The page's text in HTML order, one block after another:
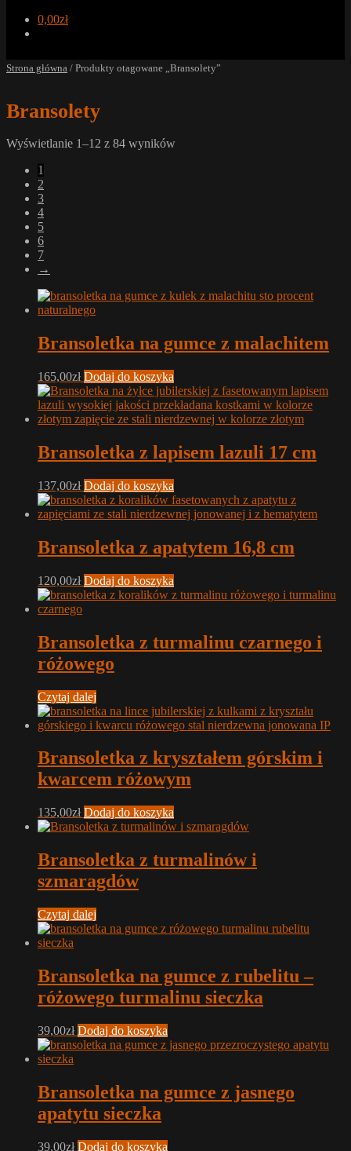
0,00zł
Strona główna / Produkty otagowane „Bransolety”
Bransolety
Wyświetlanie 1–12 z 84 wyników
1
2
3
4
5
6
7
→
Bransoletka na gumce z malachitem
165,00zł Dodaj do koszyka
Bransoletka z lapisem lazuli 17 cm
137,00zł Dodaj do koszyka
Bransoletka z apatytem 16,8 cm
120,00zł Dodaj do koszyka
Bransoletka z turmalinu czarnego i
różowego
Czytaj dalej
Bransoletka z kryształem górskim i
kwarcem różowym
135,00zł Dodaj do koszyka
Bransoletka z turmalinów i
szmaragdów
Czytaj dalej
Bransoletka na gumce z rubelitu –
różowego turmalinu sieczka
39,00zł Dodaj do koszyka
Bransoletka na gumce z jasnego
apatytu sieczka
39,00zł Dodaj do koszyka